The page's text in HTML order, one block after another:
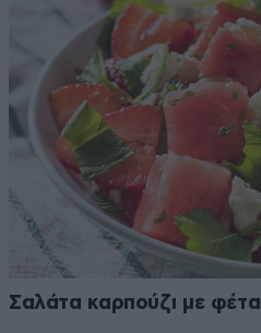
Σαλάτα καρπούζι με φέτα